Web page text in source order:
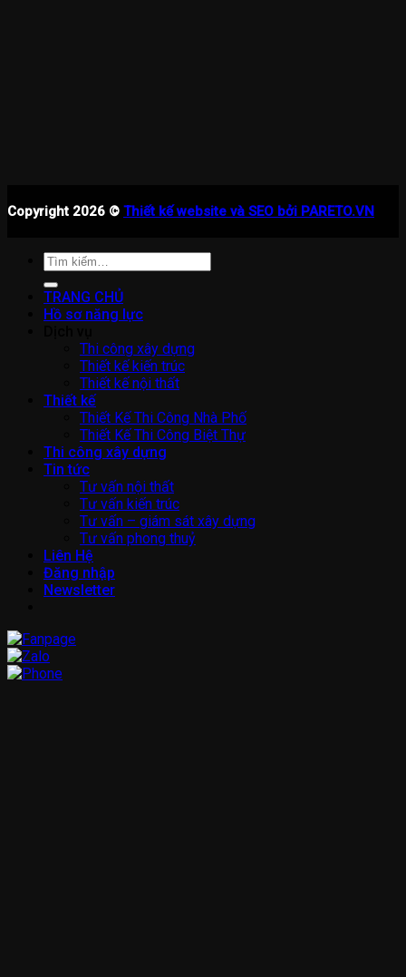
Copyright 2026 © Thiết kế website và SEO bởi PARETO.VN
Tìm
kiếm:
TRANG CHỦ
Hồ sơ năng lực
Thi công xây dựng
Thiết kế kiến trúc
Thiết kế nội thất
Thiết kế
Thiết Kế Thi Công Nhà Phố
Thiết Kế Thi Công Biệt Thự
Thi công xây dựng
Tin tức
Tư vấn nội thất
Tư vấn kiến trúc
Tư vấn – giám sát xây dựng
Tư vấn phong thuỷ
Liên Hệ
Đăng nhập
Newsletter